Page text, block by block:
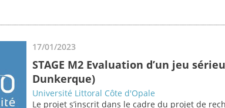
17/01/2023
STAGE M2 Evaluation d’un jeu
Dunkerque)
Université Littoral Côte d'Opale
Le projet s’inscrit dans le cadre du projet de